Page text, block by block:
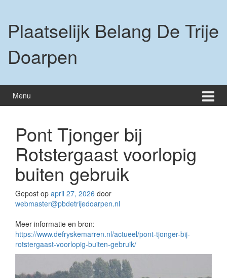
inhoud
hoofdmenu
Plaatselijk Belang De Trije
Doarpen
Menu
Pont Tjonger bij
Rotstergaast voorlopig
buiten gebruik
Gepost op april 27, 2026 door
webmaster@pbdetrijedoarpen.nl
Meer informatie en bron:
https://www.defryskemarren.nl/actueel/pont-tjonger-bij-
rotstergaast-voorlopig-buiten-gebruik/